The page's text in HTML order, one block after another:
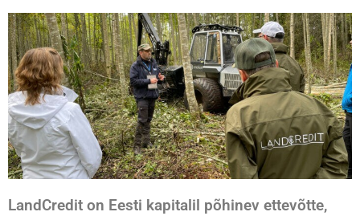
LandCredit on Eesti kapitalil põhinev ettevõtte,